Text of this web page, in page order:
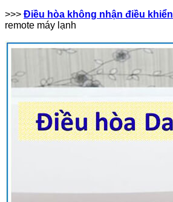
>>> Điều hòa không nhận điều khiển
remote máy lạnh